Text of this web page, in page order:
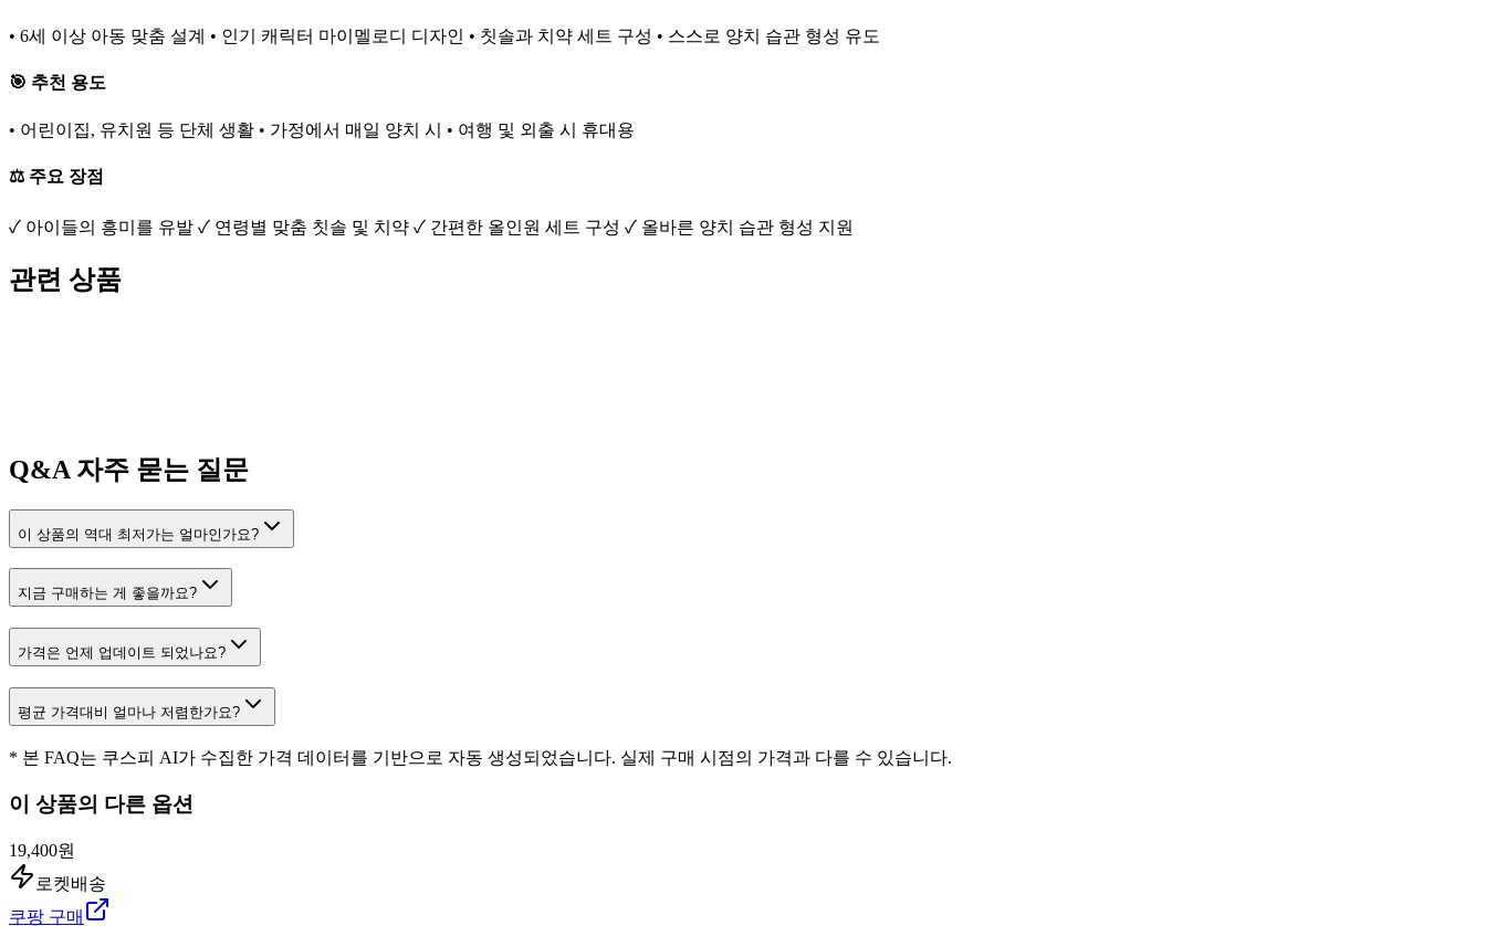
• 6세 이상 아동 맞춤 설계 • 인기 캐릭터 마이멜로디 디자인 • 칫솔과 치약 세트 구성 • 스스로 양치 습관 형성 유도
🎯 추천 용도
• 어린이집, 유치원 등 단체 생활 • 가정에서 매일 양치 시 • 여행 및 외출 시 휴대용
⚖️ 주요 장점
✓ 아이들의 흥미를 유발 ✓ 연령별 맞춤 칫솔 및 치약 ✓ 간편한 올인원 세트 구성 ✓ 올바른 양치 습관 형성 지원
관련 상품
Q&A 자주 묻는 질문
이 상품의 역대 최저가는 얼마인가요?
지금 구매하는 게 좋을까요?
가격은 언제 업데이트 되었나요?
평균 가격대비 얼마나 저렴한가요?
* 본 FAQ는 쿠스피 AI가 수집한 가격 데이터를 기반으로 자동 생성되었습니다. 실제 구매 시점의 가격과 다를 수 있습니다.
이 상품의 다른 옵션
19,400원
로켓배송
쿠팡 구매